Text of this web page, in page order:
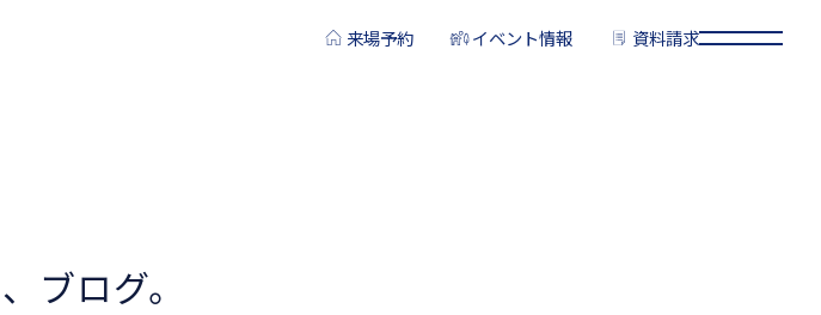
来場予約 イベント情報 資料請求
ブログ。